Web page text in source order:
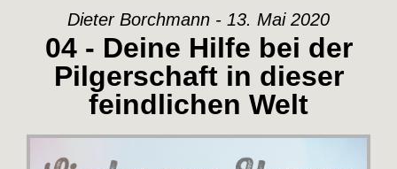
Dieter Borchmann - 13. Mai 2020
04 - Deine Hilfe bei der
Pilgerschaft in dieser
feindlichen Welt